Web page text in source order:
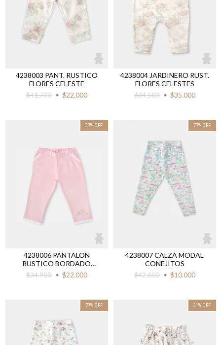
4238003 PANT. RUSTICO
FLORES CELESTE
$41.700
$22.000
4238004 JARDINERO RUST.
FLORES CELESTES
$84.500
$35.000
37% OFF
4238006 PANTALON
RUSTICO BORDADO
CONEJITOS
$34.900 $22.000
77% OFF
4238007 CALZA MODAL
CONEJITOS
$42.600
$10.000
77% OFF 31 % OFF